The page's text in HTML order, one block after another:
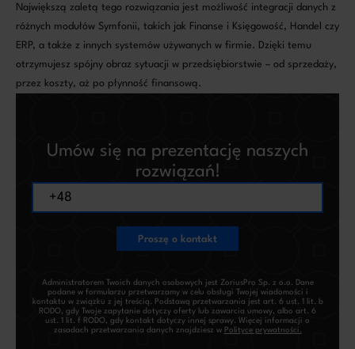
Największą zaletą tego rozwiązania jest możliwość integracji danych z
różnych modułów Symfonii, takich jak Finanse i Księgowość, Handel czy
ERP, a także z innych systemów używanych w firmie. Dzięki temu
otrzymujesz spójny obraz sytuacji w przedsiębiorstwie – od sprzedaży,
przez koszty, aż po płynność finansową.
Umów się na prezentację naszych
rozwiązań!
Proszę o kontakt
Administratorem Twoich danych osobowych jest ZoriusPro Sp. z o.o. Dane
podane w formularzu przetwarzamy w celu obsługi Twojej wiadomości i
kontaktu w związku z jej treścią. Podstawą przetwarzania jest art. 6 ust. 1 lit. b
RODO, gdy Twoje zapytanie dotyczy oferty lub zawarcia umowy, albo art. 6
ust. 1 lit. f RODO, gdy kontakt dotyczy innej sprawy. Więcej informacji o
zasadach przetwarzania danych znajdziesz w Polityce prywatności.